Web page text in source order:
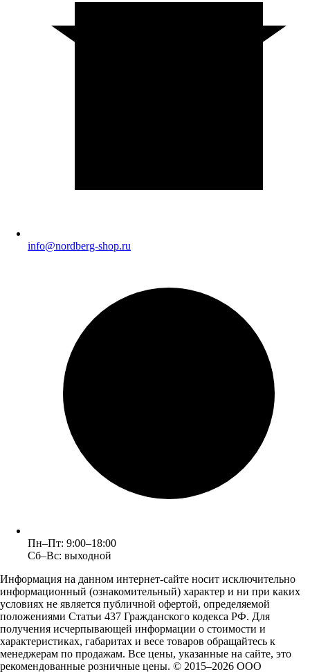
info@nordberg-shop.ru
Пн–Пт: 9:00–18:00
Сб–Вс: выходной
Информация на данном интернет-сайте носит исключительно
информационный (ознакомительный) характер и ни при каких
условиях не является публичной офертой, определяемой
положениями Статьи 437 Гражданского кодекса РФ. Для
получения исчерпывающей информации о стоимости и
характеристиках, габаритах и весе товаров обращайтесь к
менеджерам по продажам. Все цены, указанные на сайте, это
рекомендованные розничные цены. © 2015–2026 ООО